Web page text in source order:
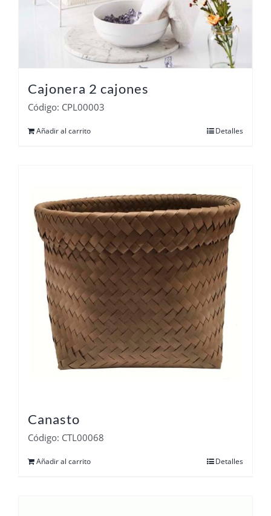
Cajonera 2 cajones
Código: CPL00003
Añadir al carrito Detalles
Canasto
Código: CTL00068
Añadir al carrito Detalles